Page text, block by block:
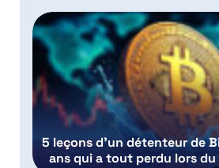
5 leçons d’un détenteur de
ans qui a tout perdu lors